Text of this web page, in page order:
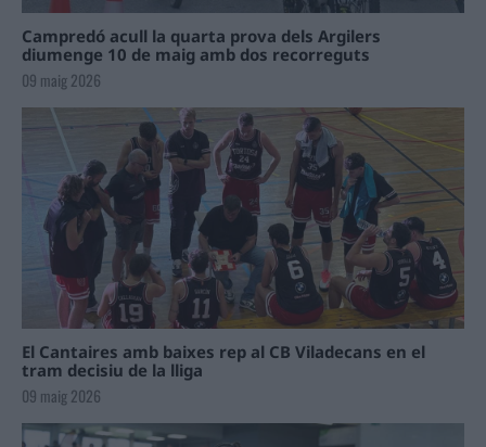
Campredó acull la quarta prova dels Argilers
diumenge 10 de maig amb dos recorreguts
09 maig 2026
El Cantaires amb baixes rep al CB Viladecans en el
tram decisiu de la lliga
09 maig 2026